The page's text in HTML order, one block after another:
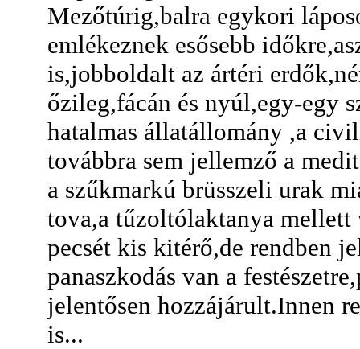
Mezőtúrig,balra egykori
emlékeznek esősebb
is,jobboldalt az ártéri
őzileg,fácán és nyúl,egy-egy
hatalmas állatállomány ,a
továbbra sem jellemző a
a szűkmarkú brüsszeli urak
tova,a tűzoltólaktanya mellett
pecsét kis kitérő,de rendben
panaszkodás van a
jelentősen hozzájárult.Innen
is...